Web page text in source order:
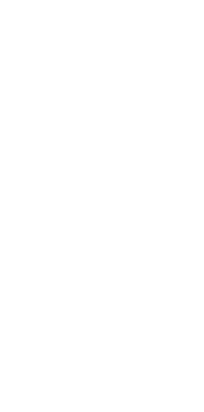
verlassen die Daten